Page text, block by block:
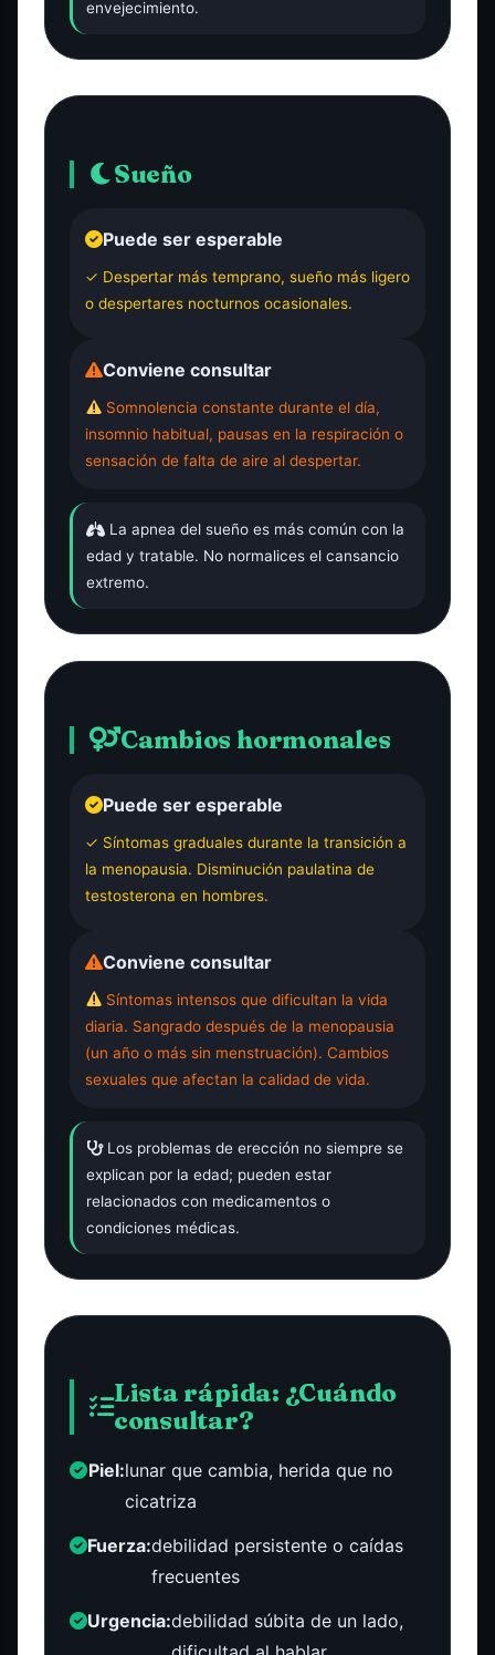
envejecimiento.
Sueño
Puede ser esperable
✓ Despertar más temprano, sueño más ligero
o despertares nocturnos ocasionales.
Conviene consultar
Somnolencia constante durante el día,
insomnio habitual, pausas en la respiración o
sensación de falta de aire al despertar.
La apnea del sueño es más común con la
edad y tratable. No normalices el cansancio
extremo.
Cambios hormonales
Puede ser esperable
✓ Síntomas graduales durante la transición a
la menopausia. Disminución paulatina de
testosterona en hombres.
Conviene consultar
Síntomas intensos que dificultan la vida
diaria. Sangrado después de la menopausia
(un año o más sin menstruación). Cambios
sexuales que afectan la calidad de vida.
Los problemas de erección no siempre se
explican por la edad; pueden estar
relacionados con medicamentos o
condiciones médicas.
Lista rápida: ¿Cuándo
consultar?
Piel:lunar que cambia, herida que no
cicatriza
Fuerza:debilidad persistente o caídas
frecuentes
Urgencia:debilidad súbita de un lado,